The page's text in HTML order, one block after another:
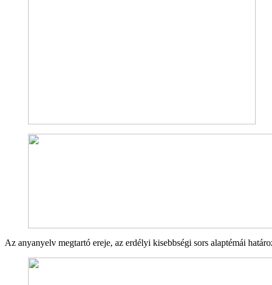
Az anyanyelv megtartó ereje, az erdélyi kisebbségi sors alaptémái